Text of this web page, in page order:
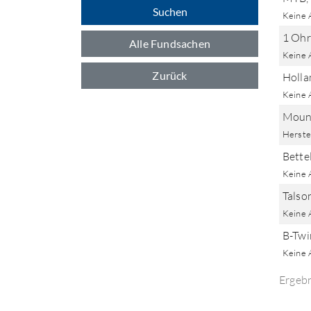
Suchen
Alle Fundsachen
Zurück
Keine
1
Keine
Keine
Keine
Keine
B-
Keine